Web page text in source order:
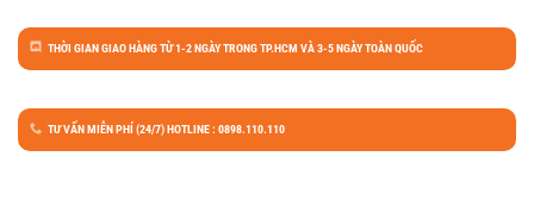
THỜI GIAN GIAO HÀNG TỪ 1-2 NGÀY TRONG TP.HCM VÀ 3-5 NGÀY TOÀN QUỐC
TƯ VẤN MIỄN PHÍ (24/7) HOTLINE : 0898.110.110